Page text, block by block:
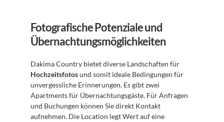
Fotografische Potenziale und
Übernachtungsmöglichkeiten
Hochzeitsfotos und somit ideale Bedingungen für
unvergessliche Erinnerungen. Es gibt zwei
Apartments für Übernachtungsgäste. Für Anfragen
und Buchungen können Sie direkt Kontakt
aufnehmen. Die Location legt Wert auf eine